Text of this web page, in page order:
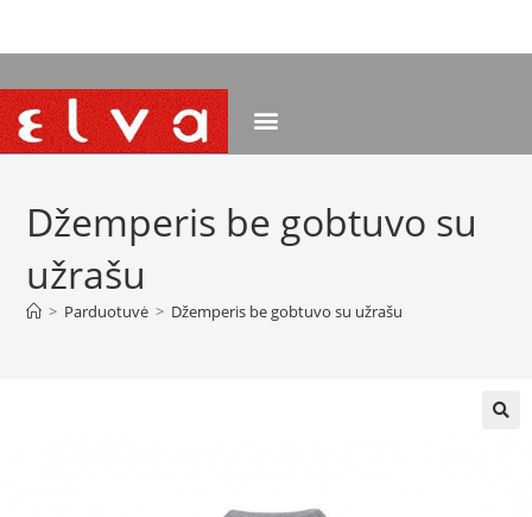
Džemperis be gobtuvo su
užrašu
> Parduotuvė > Džemperis be gobtuvo su užrašu